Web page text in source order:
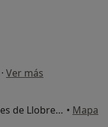
· Ver más
Avinguda Cornellà 82, Esplugues de Llobregat • Mapa